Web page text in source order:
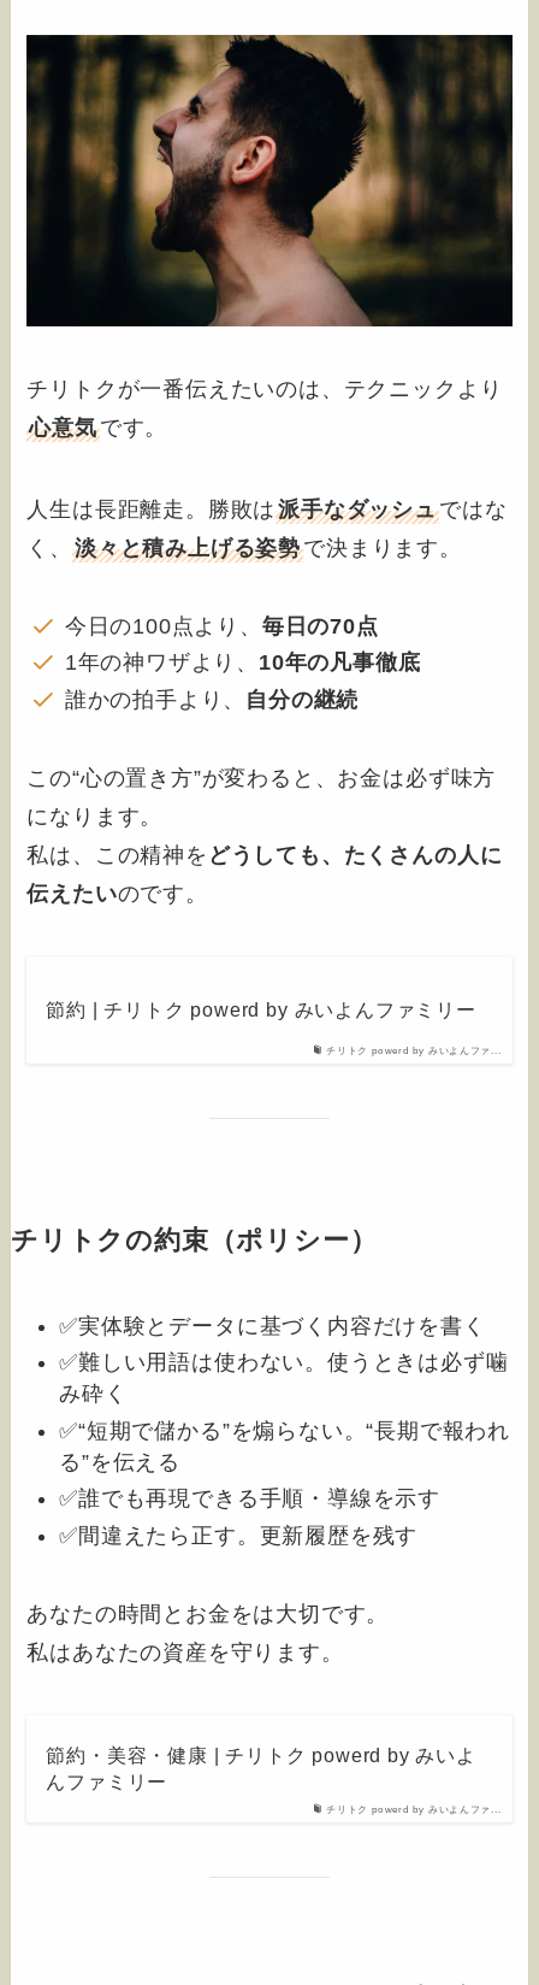
チリトクが一番伝えたいのは、テクニックより
心意気です。
人生は長距離走。勝敗は派手なダッシュではな
く、淡々と積み上げる姿勢で決まります。
今日の100点より、 毎日の70点
1年の神ワザより、 10年の凡事徹底
誰かの拍手より、 自分の継続
この“心の置き方”が変わると、お金は必ず味方
になります。
私は、この精神を どうしても、たくさんの人に
伝えたいのです。
チリトク powerd by みいよんファ...
節約 | チリトク powerd by みいよんファミリー
チリトクの約束（ポリシー）
✅実体験とデータに基づく内容だけを書く
✅難しい用語は使わない。使うときは必ず噛
み砕く
✅“短期で儲かる”を煽らない。“長期で報われ
る”を伝える
✅誰でも再現できる手順・導線を示す
✅間違えたら正す。更新履歴を残す
あなたの時間とお金をは大切です。
私はあなたの資産を守ります。
チリトク powerd by みいよんファ...
節約・美容・健康 | チリトク powerd by みいよ
んファミリー